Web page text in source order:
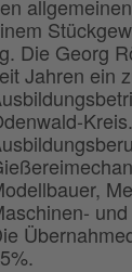
Die Georg
Jahren ein